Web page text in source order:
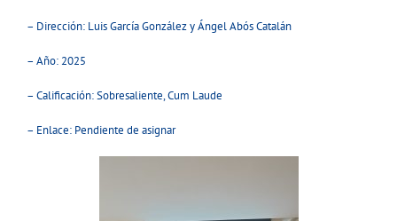
– Dirección: Luis García González y Ángel Abós Catalán
– Año: 2025
– Calificación: Sobresaliente, Cum Laude
– Enlace: Pendiente de asignar